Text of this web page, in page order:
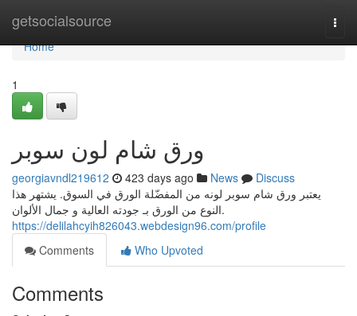
getsocialsource
Home
Home
1
ورق شام لون سوبر
georgiavndl219612 423 days ago News
Discuss
يعتبر ورق شام سوبر لونه من المفضّلة الورق في السوق. يشتهر هذا
النوع من الورق بـ جودته العالية و جمال الألوان.
https://delilahcyih826043.webdesign96.com/profile
Comments
Who Upvoted
Comments